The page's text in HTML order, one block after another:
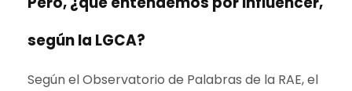
según la LGCA?
Según el Observatorio de Palabras de la RAE, el